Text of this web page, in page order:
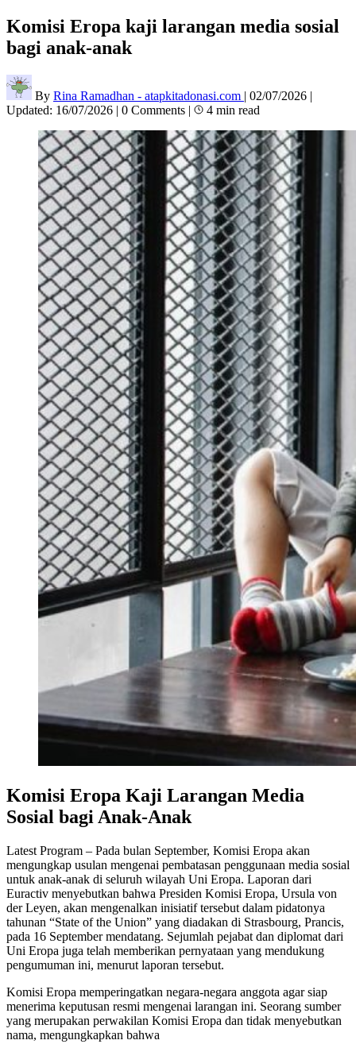
Komisi Eropa kaji larangan media sosial
bagi anak-anak
By Rina Ramadhan - atapkitadonasi.com | 02/07/2026 |
Updated: 16/07/2026 | 0 Comments | 4 min read
Komisi Eropa Kaji Larangan Media
Sosial bagi Anak-Anak
Latest Program – Pada bulan September, Komisi Eropa akan
mengungkap usulan mengenai pembatasan penggunaan media sosial
untuk anak-anak di seluruh wilayah Uni Eropa. Laporan dari
Euractiv menyebutkan bahwa Presiden Komisi Eropa, Ursula von
der Leyen, akan mengenalkan inisiatif tersebut dalam pidatonya
tahunan “State of the Union” yang diadakan di Strasbourg, Prancis,
pada 16 September mendatang. Sejumlah pejabat dan diplomat dari
Uni Eropa juga telah memberikan pernyataan yang mendukung
pengumuman ini, menurut laporan tersebut.
Komisi Eropa memperingatkan negara-negara anggota agar siap
menerima keputusan resmi mengenai larangan ini. Seorang sumber
yang merupakan perwakilan Komisi Eropa dan tidak menyebutkan
nama, mengungkapkan bahwa